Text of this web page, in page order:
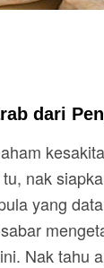
dari
nak
yang
Nak tahu